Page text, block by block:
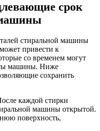
срок
стиральной машины
привести к
со временем могут
машины. Ниже
сохранить
каждой стирки
машины открытой.
поверхность,